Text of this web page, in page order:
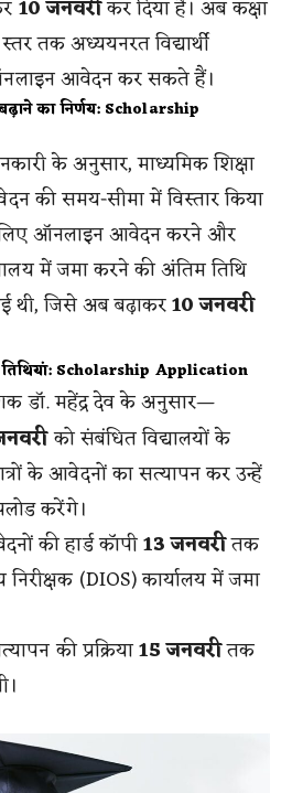
10 जनवरीकर दिया है। अब कक्षा
तक अध्ययनरत विद्यार्थी
आवेदन कर सकते हैं।
का निर्णय: Scholarship
के अनुसार, माध्यमिक शिक्षा
की समय-सीमा में विस्तार किया
लिए ऑनलाइन आवेदन करने और
में जमा करने की अंतिम तिथि
थी, जिसे अब बढ़ाकर10 जनवरी
तिथियां: Scholarship Application
डॉ. महेंद्र देव के अनुसार—
को संबंधित विद्यालयों के
के आवेदनों का सत्यापन कर उन्हें
करेंगे।
की हार्ड कॉपी13 जनवरीतक
निरीक्षक (DIOS) कार्यालय में जमा
की प्रक्रिया15 जनवरीतक